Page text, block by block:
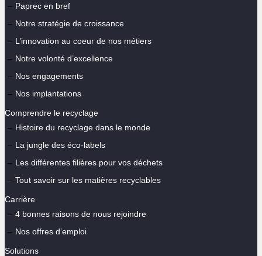
Paprec en bref
Notre stratégie de croissance
L’innovation au coeur de nos métiers
Notre volonté d’excellence
Nos engagements
Nos implantations
Comprendre le recyclage
Histoire du recyclage dans le monde
La jungle des éco-labels
Les différentes filières pour vos déchets
Tout savoir sur les matières recyclables
Carrière
4 bonnes raisons de nous rejoindre
Nos offres d’emploi
Solutions